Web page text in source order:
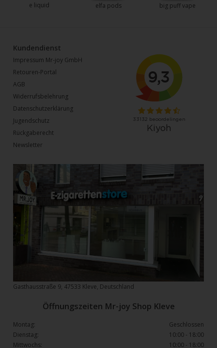
e liquid elfa pods big puff vape
Kundendienst
Impressum Mr-joy GmbH
Retouren-Portal
AGB
Widerrufsbelehrung
Datenschutzerklärung
Jugendschutz
Rückgaberecht
Newsletter
Gasthausstraße 9, 47533 Kleve, Deutschland
Öffnungszeiten Mr-joy Shop Kleve
Montag:
Geschlossen
Dienstag:
10:00 - 18:00
Mittwochs:
10:00 - 18:00